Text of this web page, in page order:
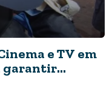
e TV em
garantir